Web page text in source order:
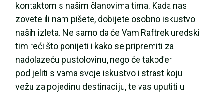
kontaktom s našim članovima tima. Kada nas
zovete ili nam pišete, dobijete osobno iskustvo
naših izleta. Ne samo da će Vam Raftrek uredski
tim reći što ponijeti i kako se pripremiti za
nadolazeću pustolovinu, nego će također
podijeliti s vama svoje iskustvo i strast koju
vežu za pojedinu destinaciju, te vas uputiti u